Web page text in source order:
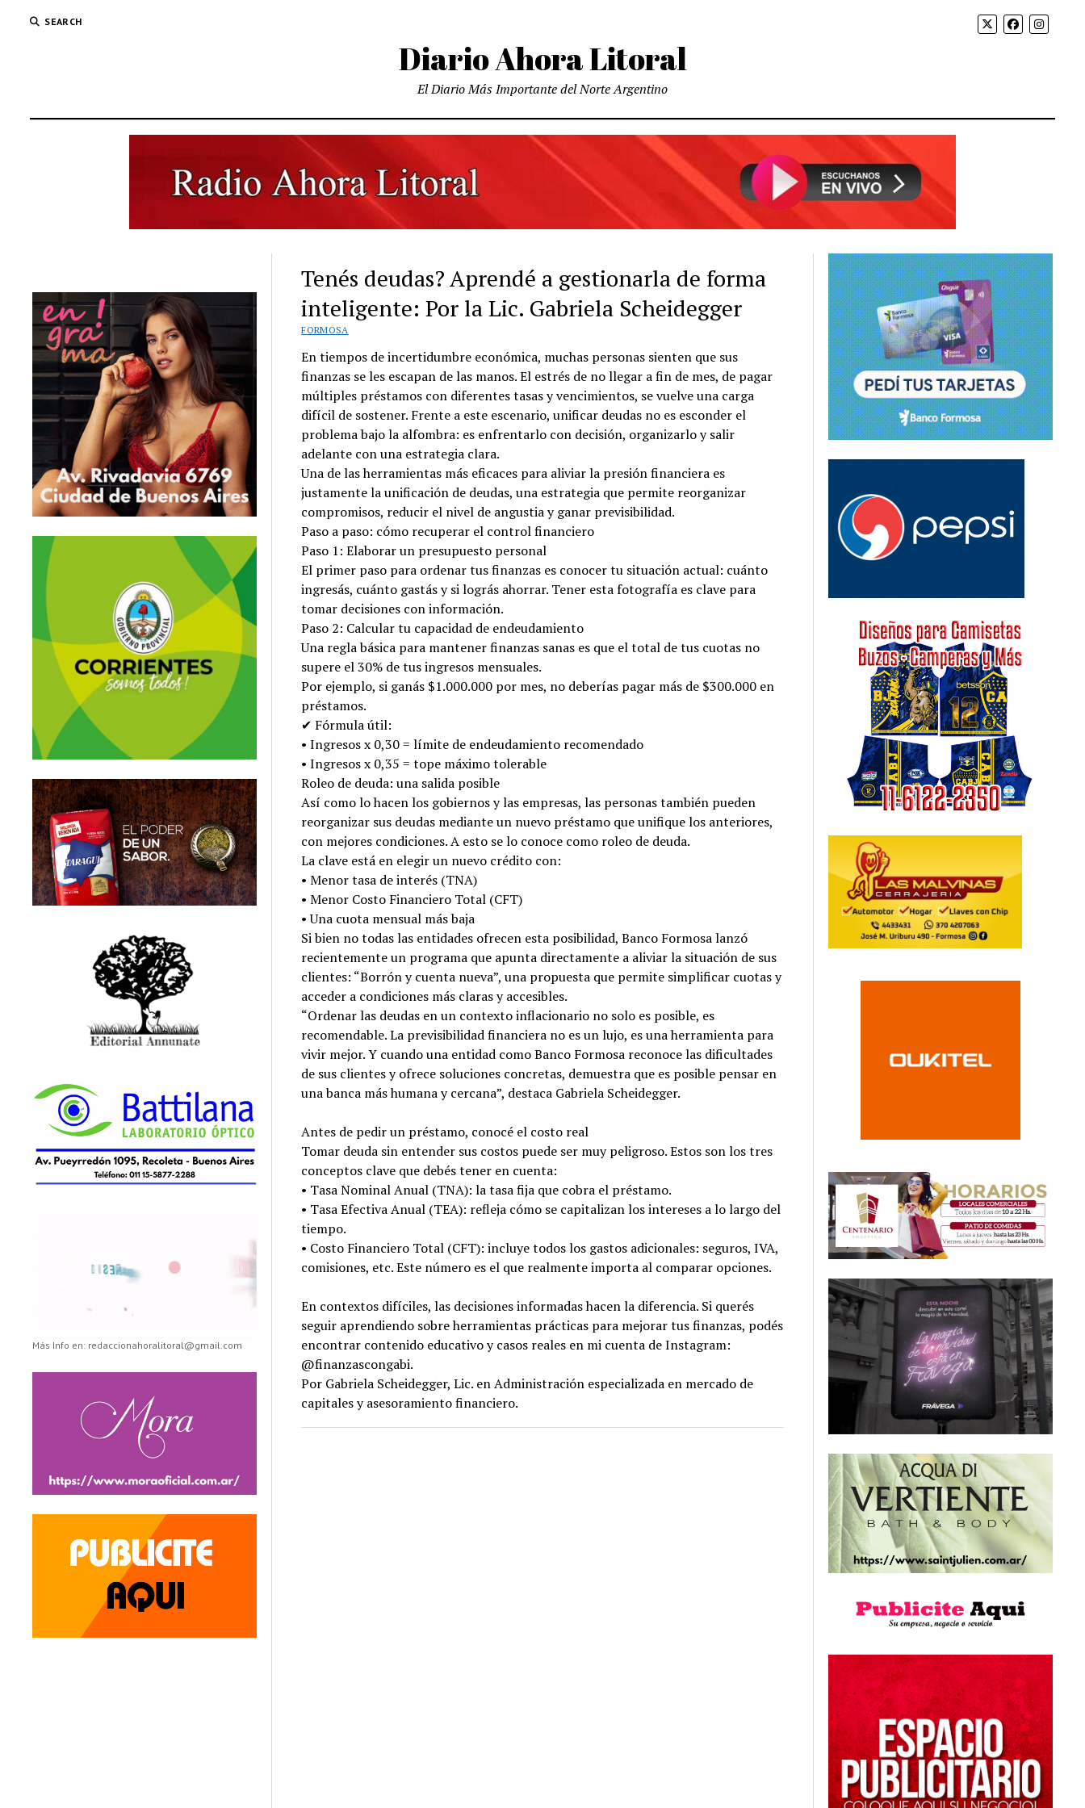
SEARCH
Diario Ahora Litoral
El Diario Más Importante del Norte Argentino
Más Info en: redaccionahoralitoral@gmail.com
Tenés deudas? Aprendé a gestionarla de forma
inteligente: Por la Lic. Gabriela Scheidegger
FORMOSA
En tiempos de incertidumbre económica, muchas personas sienten que sus
finanzas se les escapan de las manos. El estrés de no llegar a fin de mes, de pagar
múltiples préstamos con diferentes tasas y vencimientos, se vuelve una carga
difícil de sostener. Frente a este escenario, unificar deudas no es esconder el
problema bajo la alfombra: es enfrentarlo con decisión, organizarlo y salir
adelante con una estrategia clara.
Una de las herramientas más eficaces para aliviar la presión financiera es
justamente la unificación de deudas, una estrategia que permite reorganizar
compromisos, reducir el nivel de angustia y ganar previsibilidad.
Paso a paso: cómo recuperar el control financiero
Paso 1: Elaborar un presupuesto personal
El primer paso para ordenar tus finanzas es conocer tu situación actual: cuánto
ingresás, cuánto gastás y si lográs ahorrar. Tener esta fotografía es clave para
tomar decisiones con información.
Paso 2: Calcular tu capacidad de endeudamiento
Una regla básica para mantener finanzas sanas es que el total de tus cuotas no
supere el 30% de tus ingresos mensuales.
Por ejemplo, si ganás $1.000.000 por mes, no deberías pagar más de $300.000 en
préstamos.
✔ Fórmula útil:
• Ingresos x 0,30 = límite de endeudamiento recomendado
• Ingresos x 0,35 = tope máximo tolerable
Roleo de deuda: una salida posible
Así como lo hacen los gobiernos y las empresas, las personas también pueden
reorganizar sus deudas mediante un nuevo préstamo que unifique los anteriores,
con mejores condiciones. A esto se lo conoce como roleo de deuda.
La clave está en elegir un nuevo crédito con:
• Menor tasa de interés (TNA)
• Menor Costo Financiero Total (CFT)
• Una cuota mensual más baja
Si bien no todas las entidades ofrecen esta posibilidad, Banco Formosa lanzó
recientemente un programa que apunta directamente a aliviar la situación de sus
clientes: “Borrón y cuenta nueva”, una propuesta que permite simplificar cuotas y
acceder a condiciones más claras y accesibles.
“Ordenar las deudas en un contexto inflacionario no solo es posible, es
recomendable. La previsibilidad financiera no es un lujo, es una herramienta para
vivir mejor. Y cuando una entidad como Banco Formosa reconoce las dificultades
de sus clientes y ofrece soluciones concretas, demuestra que es posible pensar en
una banca más humana y cercana”, destaca Gabriela Scheidegger.
Antes de pedir un préstamo, conocé el costo real
Tomar deuda sin entender sus costos puede ser muy peligroso. Estos son los tres
conceptos clave que debés tener en cuenta:
• Tasa Nominal Anual (TNA): la tasa fija que cobra el préstamo.
• Tasa Efectiva Anual (TEA): refleja cómo se capitalizan los intereses a lo largo del
tiempo.
• Costo Financiero Total (CFT): incluye todos los gastos adicionales: seguros, IVA,
comisiones, etc. Este número es el que realmente importa al comparar opciones.
En contextos difíciles, las decisiones informadas hacen la diferencia. Si querés
seguir aprendiendo sobre herramientas prácticas para mejorar tus finanzas, podés
encontrar contenido educativo y casos reales en mi cuenta de Instagram:
@finanzascongabi.
Por Gabriela Scheidegger, Lic. en Administración especializada en mercado de
capitales y asesoramiento financiero.